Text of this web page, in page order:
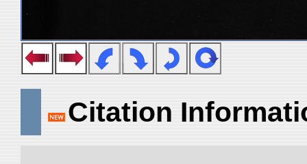
Citation